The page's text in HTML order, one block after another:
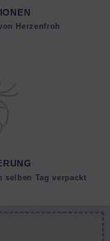
Herzenfroh
selben Tag verpackt